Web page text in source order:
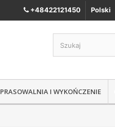
Polski
+48422121450
PRASOWALNIA I WYKOŃCZENIE